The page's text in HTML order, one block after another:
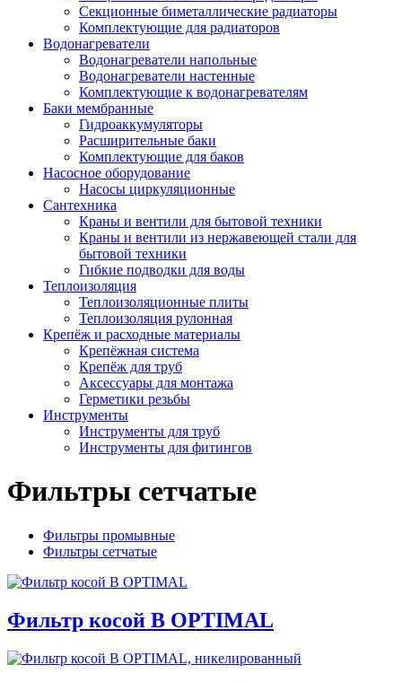
Секционные биметаллические радиаторы
Комплектующие для радиаторов
Водонагреватели
Водонагреватели напольные
Водонагреватели настенные
Комплектующие к водонагревателям
Баки мембранные
Гидроаккумуляторы
Расширительные баки
Комплектующие для баков
Насосное оборудование
Насосы циркуляционные
Сантехника
Краны и вентили для бытовой техники
Краны и вентили из нержавеющей стали для
бытовой техники
Гибкие подводки для воды
Теплоизоляция
Теплоизоляционные плиты
Теплоизоляция рулонная
Крепёж и расходные материалы
Крепёжная система
Крепёж для труб
Аксессуары для монтажа
Герметики резьбы
Инструменты
Инструменты для труб
Инструменты для фитингов
Фильтры сетчатые
Фильтры промывные
Фильтры сетчатые
Фильтр косой В OPTIMAL